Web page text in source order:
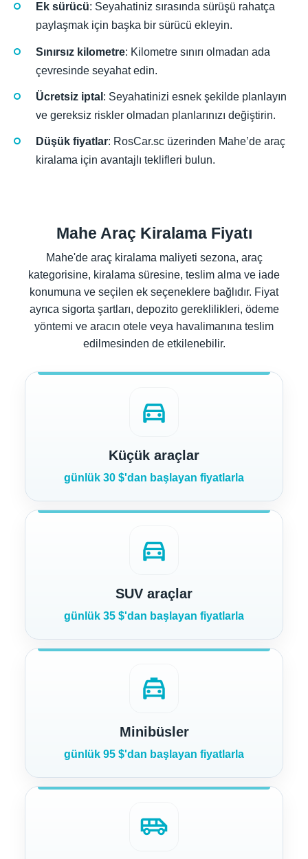
Ek sürücü: Seyahatiniz sırasında sürüşü rahatça
paylaşmak için başka bir sürücü ekleyin.
Sınırsız kilometre: Kilometre sınırı olmadan ada
çevresinde seyahat edin.
Ücretsiz iptal : Seyahatinizi esnek şekilde planlayın
ve gereksiz riskler olmadan planlarınızı değiştirin.
Düşük fiyatlar: RosCar.sc üzerinden Mahe’de araç
kiralama için avantajlı teklifleri bulun.
Mahe Araç Kiralama Fiyatı
Mahe'de araç kiralama maliyeti sezona, araç
kategorisine, kiralama süresine, teslim alma ve iade
konumuna ve seçilen ek seçeneklere bağlıdır. Fiyat
ayrıca sigorta şartları, depozito gereklilikleri, ödeme
yöntemi ve aracın otele veya havalimanına teslim
edilmesinden de etkilenebilir.
directions_car
Küçük araçlar
günlük 30 $'dan başlayan fiyatlarla
directions_car
SUV araçlar
günlük 35 $'dan başlayan fiyatlarla
local_taxi
Minibüsler
günlük 95 $'dan başlayan fiyatlarla
airport_shuttle